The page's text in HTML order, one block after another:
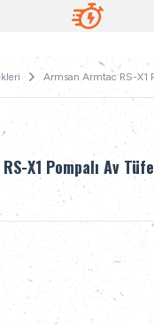
Armsan Armtac RS-X1
X1 Pompalı Av